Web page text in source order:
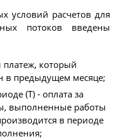
условий расчетов для
потоков введены
платеж, который
в предыдущем месяце;
(Т) - оплата за
выполненные работы
в периоде